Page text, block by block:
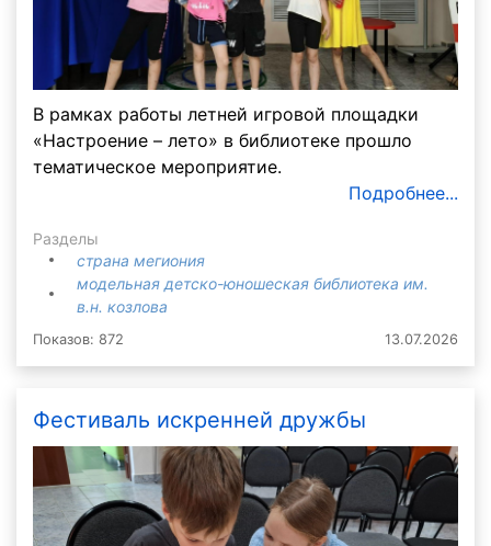
В рамках работы летней игровой площадки
«Настроение – лето» в библиотеке прошло
тематическое мероприятие.
Подробнее...
Разделы
страна мегиония
модельная детско-юношеская библиотека им.
в.н. козлова
Показов: 872 13.07.2026
Фестиваль искренней дружбы